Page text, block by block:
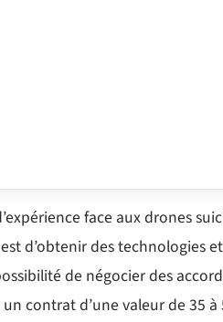
face aux drones
d’obtenir des technologies
de négocier des
contrat d’une valeur de 35